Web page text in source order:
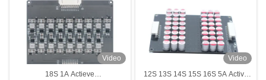
Video
18S 1A Actieve
Video
12S 13S 14S 15S 16S 5A Active